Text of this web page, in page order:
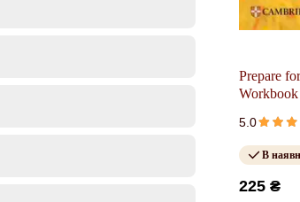
Prepare
Workbook
5.0
В
225 ₴